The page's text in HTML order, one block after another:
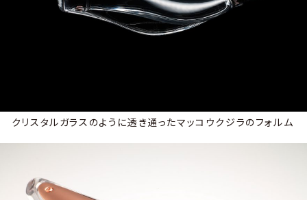
クリスタルガラスのように透き通ったマッコウクジラのフォルム